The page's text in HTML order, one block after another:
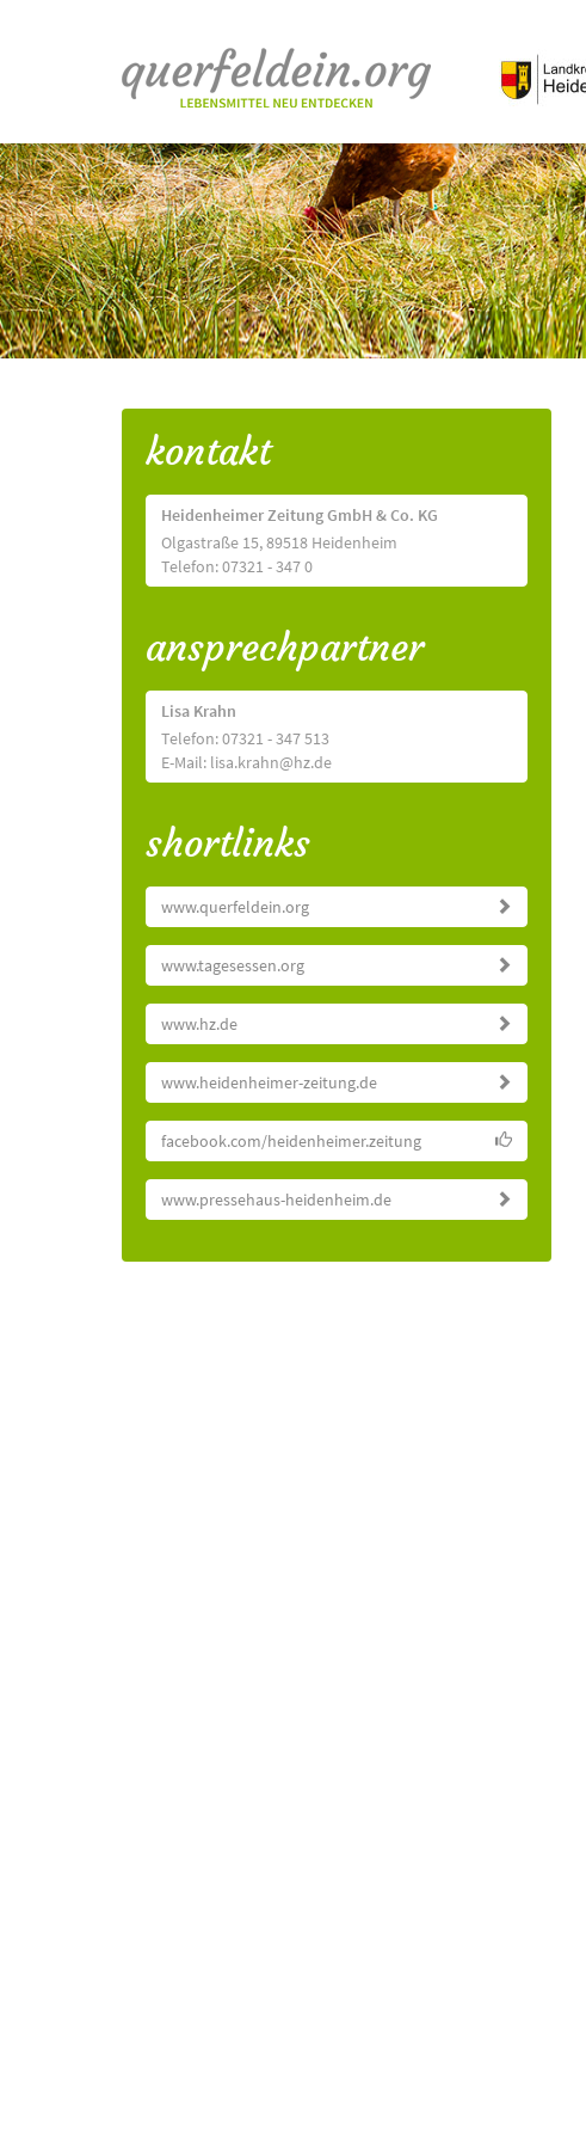
kontakt
Heidenheimer Zeitung GmbH & Co. KG
Olgastraße 15, 89518 Heidenheim
Telefon: 07321 - 347 0
ansprechpartner
Lisa Krahn
Telefon: 07321 - 347 513
E-Mail: lisa.krahn@hz.de
shortlinks
www.querfeldein.org
www.tagesessen.org
www.hz.de
www.heidenheimer-zeitung.de
facebook.com/heidenheimer.zeitung
www.pressehaus-heidenheim.de